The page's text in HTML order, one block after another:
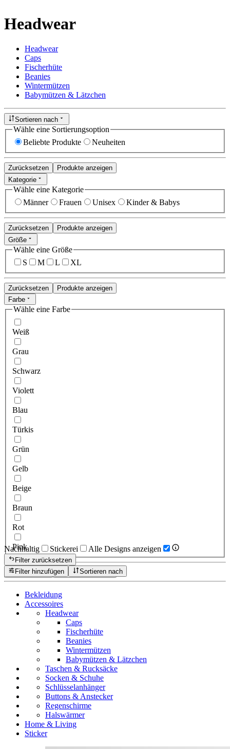
Headwear
Headwear
Caps
Fischerhüte
Beanies
Wintermützen
Babymützen & Lätzchen
Sortieren nach
Wähle eine Sortierungsoption
Beliebte Produkte
Neuheiten
Zurücksetzen
Produkte anzeigen
Kategorie
Wähle eine Kategorie
Männer
Frauen Unisex Kinder & Babys
Zurücksetzen
Produkte anzeigen
Größe
Wähle eine Größe
S
M L XL
Zurücksetzen
Produkte anzeigen
Farbe
Wähle eine Farbe
Weiß
Grau
Schwarz
Violett
Blau
Türkis
Grün
Gelb
Beige
Braun
Rot
Pink
Zurücksetzen Produkte anzeigen
Nachhaltig Stickerei Alle Designs anzeigen
Filter zurücksetzen
Filter hinzufügen
Sortieren nach
Bekleidung
Accessoires
Headwear
Caps
Fischerhüte
Beanies
Wintermützen
Babymützen & Lätzchen
Taschen & Rucksäcke
Socken & Schuhe
Schlüsselanhänger
Buttons & Anstecker
Regenschirme
Halswärmer
Home & Living
Sticker